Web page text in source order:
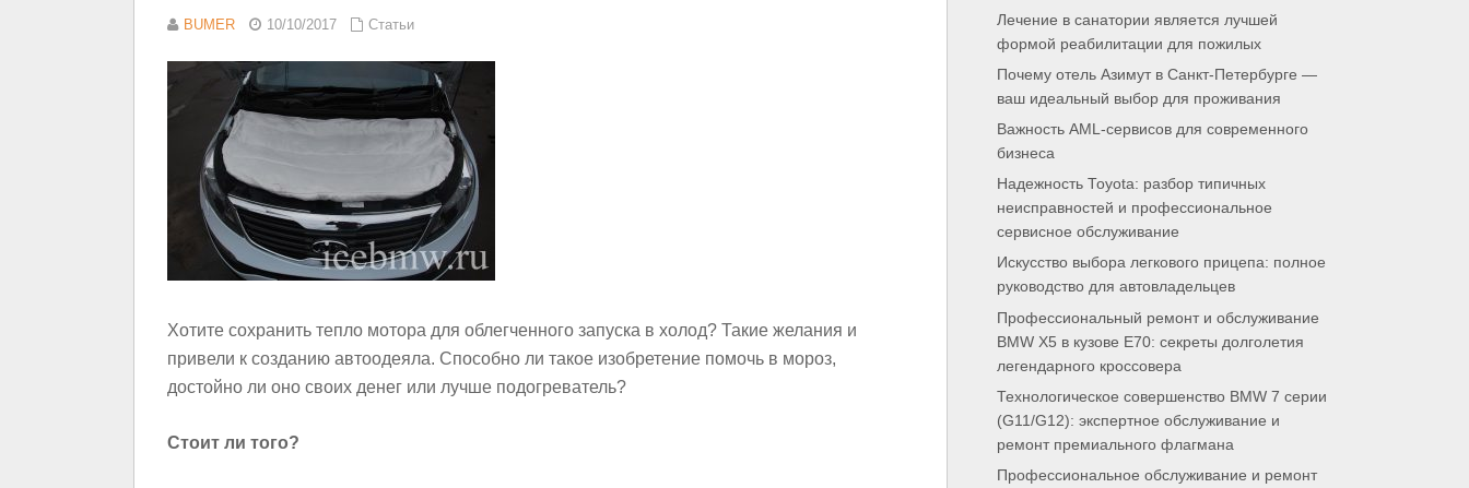
BUMER 10/10/2017 Статьи
Хотите сохранить тепло мотора для облегченного запуска в холод? Такие желания и
привели к созданию автоодеяла. Способно ли такое изобретение помочь в мороз,
достойно ли оно своих денег или лучше подогреватель?
Стоит ли того?
Лечение в санатории является лучшей
формой реабилитации для пожилых
Почему отель Азимут в Санкт-Петербурге —
ваш идеальный выбор для проживания
Важность AML-сервисов для современного
бизнеса
Надежность Toyota: разбор типичных
неисправностей и профессиональное
сервисное обслуживание
Искусство выбора легкового прицепа: полное
руководство для автовладельцев
Профессиональный ремонт и обслуживание
BMW X5 в кузове E70: секреты долголетия
легендарного кроссовера
Технологическое совершенство BMW 7 серии
(G11/G12): экспертное обслуживание и
ремонт премиального флагмана
Профессиональное обслуживание и ремонт